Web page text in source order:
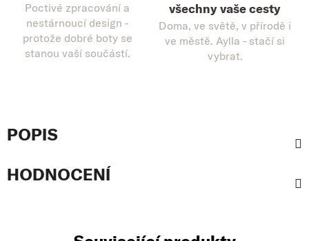
Poctivé zpracování a
nestárnoucí design -
protože dobré boty se
stanou vaší součástí.
všechny vaše cesty
Doma, ve světě, v přírodě i
ve městě. Aylla - stačí si
vybrat.
POPIS
HODNOCENÍ